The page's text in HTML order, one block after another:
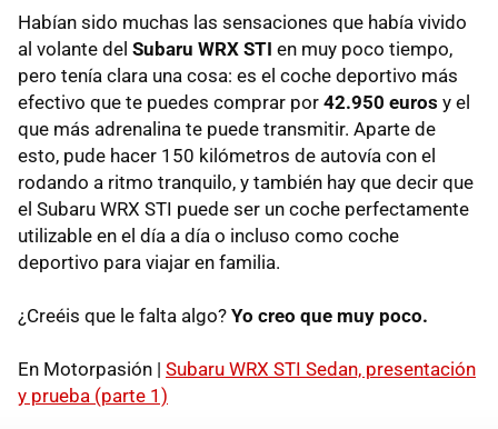
Habían sido muchas las sensaciones que había vivido
al volante del Subaru WRX STI en muy poco tiempo,
pero tenía clara una cosa: es el coche deportivo más
efectivo que te puedes comprar por 42.950 euros y el
que más adrenalina te puede transmitir. Aparte de
esto, pude hacer 150 kilómetros de autovía con el
rodando a ritmo tranquilo, y también hay que decir que
el Subaru WRX STI puede ser un coche perfectamente
utilizable en el día a día o incluso como coche
deportivo para viajar en familia.
¿Creéis que le falta algo? Yo creo que muy poco.
En Motorpasión | Subaru WRX STI Sedan, presentación
y prueba (parte 1)